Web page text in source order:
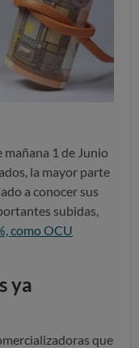
mañana 1 de Junio
la mayor parte
a conocer sus
subidas,
como OCU
ya
que